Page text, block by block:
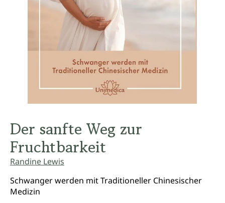
Der sanfte Weg zur
Fruchtbarkeit
Randine Lewis
Schwanger werden mit Traditioneller Chinesischer
Medizin